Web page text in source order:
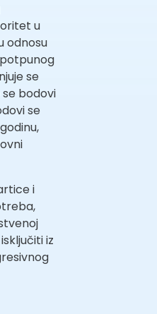
u
odnosu
se
bodovi
se
i
iz